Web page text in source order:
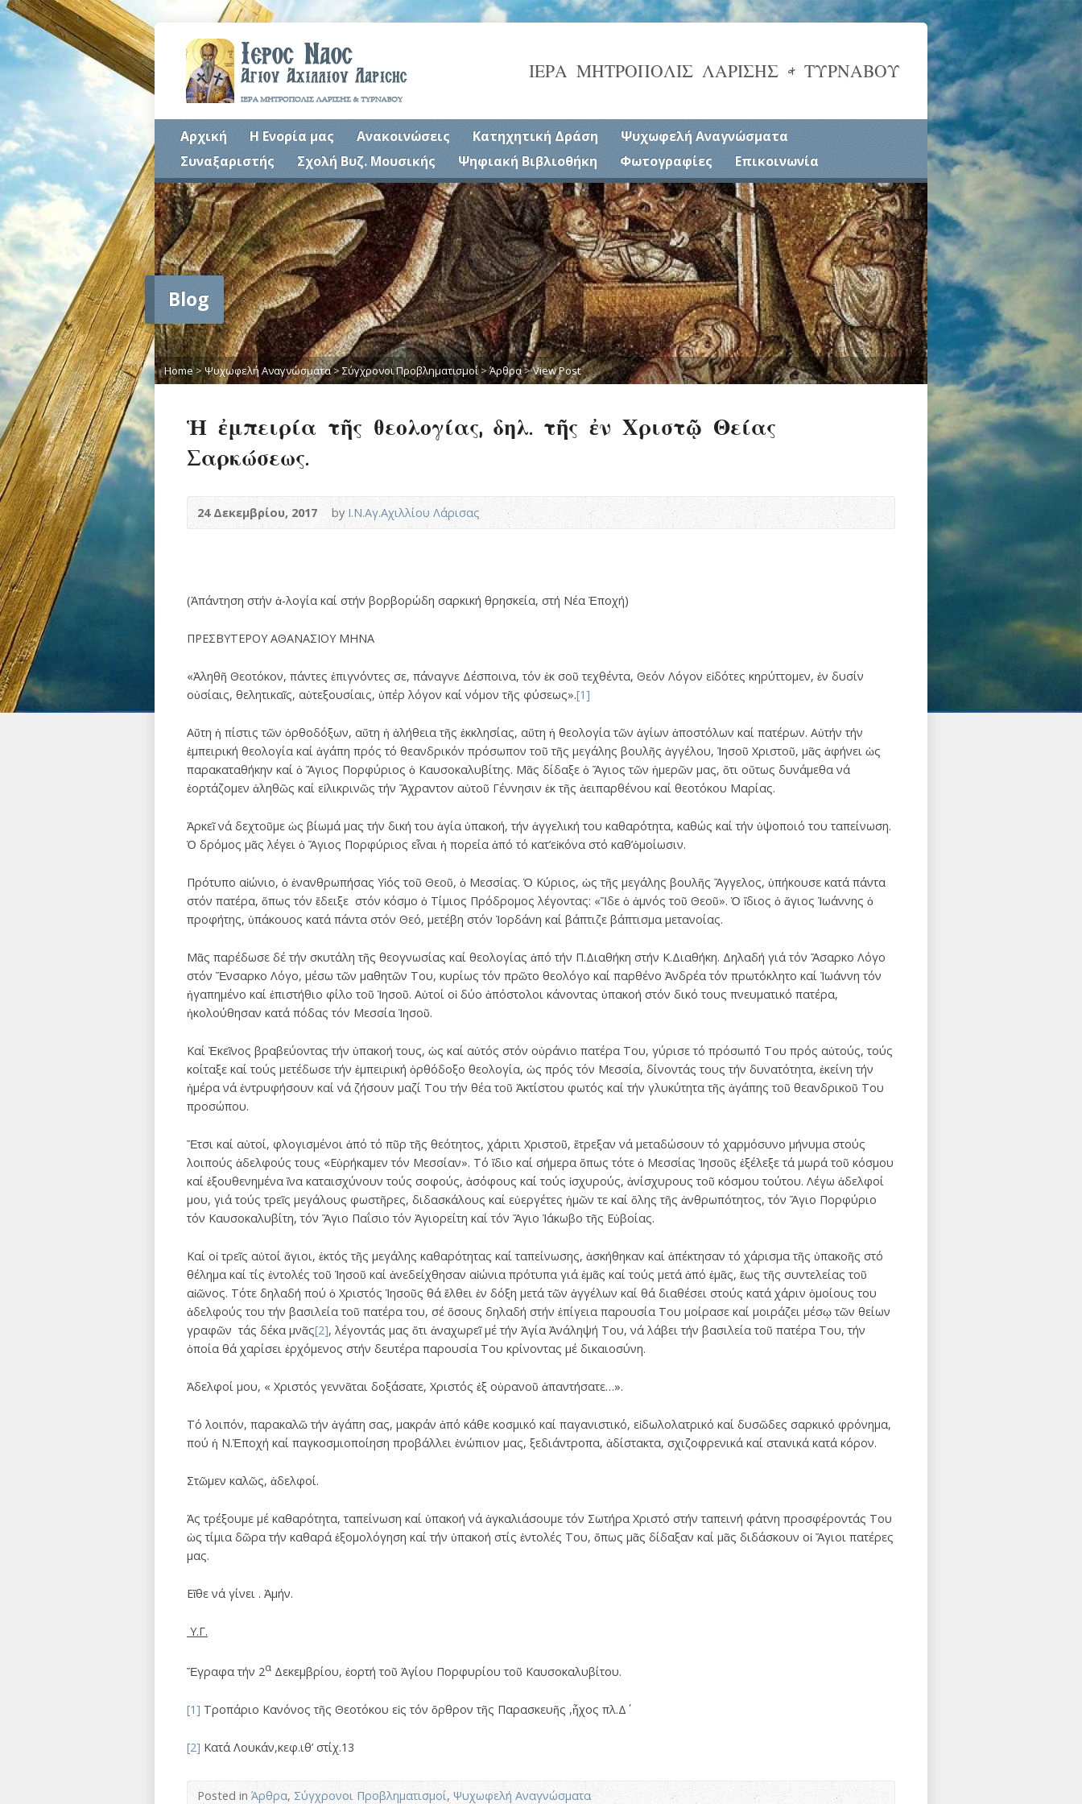
ΙΕΡΑ ΜΗΤΡΟΠΟΛΙΣ ΛΑΡΙΣΗΣ & ΤΥΡΝΑΒΟΥ
Αρχική Η Ενορία μας Ανακοινώσεις Κατηχητική Δράση
Ψυχωφελή Αναγνώσματα
Συναξαριστής
Σχολή Βυζ. Μουσικής Ψηφιακή Βιβλιοθήκη Φωτογραφίες Επικοινωνία
Blog
Home>Ψυχωφελή Αναγνώσματα>Σύγχρονοι Προβληματισμοί>Άρθρα>View Post
Ἡ ἐμπειρία τῆς θεολογίας, δηλ. τῆς ἐν Χριστῷ Θείας
Σαρκώσεως.
24 Δεκεμβρίου, 2017 byΙ.Ν.Αγ.Αχιλλίου Λάρισας
(Ἀπάντηση στήν ἀ-λογία καί στήν βορβορώδη σαρκική θρησκεία, στή Νέα Ἐποχή)
ΠΡΕΣΒΥΤΕΡΟΥ ΑΘΑΝΑΣΙΟΥ ΜΗΝΑ
«Ἀληθῆ Θεοτόκον, πάντες ἐπιγνόντες σε, πάναγνε Δέσποινα, τόν ἐκ σοῦ τεχθέντα, Θεόν Λόγον εἰδότες κηρύττομεν, ἐν δυσίν
οὐσίαις, θελητικαῖς, αὐτεξουσίαις, ὑπέρ λόγον καί νόμον τῆς φύσεως».[1]
Αὕτη ἡ πίστις τῶν ὀρθοδόξων, αὕτη ἡ ἀλήθεια τῆς ἐκκλησίας, αὕτη ἡ θεολογία τῶν ἁγίων ἀποστόλων καί πατέρων. Αὐτήν τήν
ἐμπειρική θεολογία καί ἀγάπη πρός τό θεανδρικόν πρόσωπον τοῦ τῆς μεγάλης βουλῆς ἀγγέλου, Ἰησοῦ Χριστοῦ, μᾶς ἀφήνει ὡς
παρακαταθήκην καί ὁ Ἅγιος Πορφύριος ὁ Καυσοκαλυβίτης. Μᾶς δίδαξε ὁ Ἅγιος τῶν ἡμερῶν μας, ὅτι οὕτως δυνάμεθα νά
ἑορτάζομεν ἀληθῶς καί εἰλικρινῶς τήν Ἄχραντον αὐτοῦ Γέννησιν ἐκ τῆς ἀειπαρθένου καί θεοτόκου Μαρίας.
Ἀρκεῖ νά δεχτοῦμε ὡς βίωμά μας τήν δική του ἁγία ὑπακοή, τήν ἀγγελική του καθαρότητα, καθώς καί τήν ὑψοποιό του ταπείνωση.
Ὁ δρόμος μᾶς λέγει ὁ Ἅγιος Πορφύριος εἷναι ἡ πορεία ἀπό τό κατ’εἰκόνα στό καθ’ὁμοίωσιν.
Πρότυπο αἰώνιο, ὁ ἐνανθρωπήσας Υἱός τοῦ Θεοῦ, ὁ Μεσσίας. Ὁ Κύριος, ὡς τῆς μεγάλης βουλῆς Ἄγγελος, ὑπήκουσε κατά πάντα
στόν πατέρα, ὅπως τόν ἔδειξε στόν κόσμο ὁ Τίμιος Πρόδρομος λέγοντας: «Ἵδε ὁ ἀμνός τοῦ Θεοῦ». Ὁ ἵδιος ὁ ἅγιος Ἰωάννης ὁ
προφήτης, ὑπάκουος κατά πάντα στόν Θεό, μετέβη στόν Ἰορδάνη καί βάπτιζε βάπτισμα μετανοίας.
Μᾶς παρέδωσε δέ τήν σκυτάλη τῆς θεογνωσίας καί θεολογίας ἀπό τήν Π.Διαθήκη στήν Κ.Διαθήκη. Δηλαδή γιά τόν Ἄσαρκο Λόγο
στόν Ἔνσαρκο Λόγο, μέσω τῶν μαθητῶν Του, κυρίως τόν πρῶτο θεολόγο καί παρθένο Ἀνδρέα τόν πρωτόκλητο καί Ἰωάννη τόν
ἠγαπημένο καί ἐπιστήθιο φίλο τοῦ Ἱησοῦ. Αὐτοί οἱ δύο ἀπόστολοι κάνοντας ὑπακοή στόν δικό τους πνευματικό πατέρα,
ἠκολούθησαν κατά πόδας τόν Μεσσία Ἰησοῦ.
Καί Ἐκεῖνος βραβεύοντας τήν ὑπακοή τους, ὡς καί αὐτός στόν οὐράνιο πατέρα Του, γύρισε τό πρόσωπό Του πρός αὐτούς, τούς
κοίταξε καί τούς μετέδωσε τήν ἐμπειρική ὀρθόδοξο θεολογία, ὡς πρός τόν Μεσσία, δίνοντάς τους τήν δυνατότητα, ἐκείνη τήν
ἡμέρα νά ἐντρυφήσουν καί νά ζήσουν μαζί Του τήν θέα τοῦ Ἀκτίστου φωτός καί τήν γλυκύτητα τῆς ἀγάπης τοῦ θεανδρικοῦ Του
προσώπου.
Ἔτσι καί αὐτοί, φλογισμένοι ἀπό τό πῦρ τῆς θεότητος, χάριτι Χριστοῦ, ἔτρεξαν νά μεταδώσουν τό χαρμόσυνο μήνυμα στούς
λοιπούς ἀδελφούς τους «Εὑρήκαμεν τόν Μεσσίαν». Τό ἴδιο καί σήμερα ὅπως τότε ὁ Μεσσίας Ἰησοῦς ἐξέλεξε τά μωρά τοῦ κόσμου
καί ἐξουθενημένα ἵνα καταισχύνουν τούς σοφούς, ἀσόφους καί τούς ἰσχυρούς, ἀνίσχυρους τοῦ κόσμου τούτου. Λέγω ἀδελφοί
μου, γιά τούς τρεῖς μεγάλους φωστῆρες, διδασκάλους καί εὐεργέτες ἡμῶν τε καί ὅλης τῆς ἀνθρωπότητος, τόν Ἅγιο Πορφύριο
τόν Καυσοκαλυβίτη, τόν Ἅγιο Παΐσιο τόν Ἁγιορείτη καί τόν Ἅγιο Ἰάκωβο τῆς Εὐβοίας.
Καί οἱ τρεῖς αὐτοί ἅγιοι, ἐκτός τῆς μεγάλης καθαρότητας καί ταπείνωσης, ἀσκήθηκαν καί ἀπέκτησαν τό χάρισμα τῆς ὑπακοῆς στό
θέλημα καί τίς ἐντολές τοῦ Ἰησοῦ καί ἀνεδείχθησαν αἰώνια πρότυπα γιά ἐμᾶς καί τούς μετά ἀπό ἐμᾶς, ἕως τῆς συντελείας τοῦ
αἰῶνος. Τότε δηλαδή πού ὁ Χριστός Ἱησοῦς θά ἔλθει ἐν δόξη μετά τῶν ἀγγέλων καί θά διαθέσει στούς κατά χάριν ὁμοίους του
ἀδελφούς του τήν βασιλεία τοῦ πατέρα του, σέ ὅσους δηλαδή στήν ἐπίγεια παρουσία Του μοίρασε καί μοιράζει μέσῳ τῶν θείων
γραφῶν τάς δέκα μνᾶς[2], λέγοντάς μας ὅτι ἀναχωρεῖ μέ τήν Ἁγία Ἀνάληψή Του, νά λάβει τήν βασιλεία τοῦ πατέρα Του, τήν
ὁποία θά χαρίσει ἐρχόμενος στήν δευτέρα παρουσία Του κρίνοντας μέ δικαιοσύνη.
Ἀδελφοί μου, « Χριστός γεννᾶται δοξάσατε, Χριστός ἐξ οὑρανοῦ ἀπαντήσατε…».
Τό λοιπόν, παρακαλῶ τήν ἀγάπη σας, μακράν ἀπό κάθε κοσμικό καί παγανιστικό, εἰδωλολατρικό καί δυσῶδες σαρκικό φρόνημα,
πού ἡ Ν.Ἐποχή καί παγκοσμιοποίηση προβάλλει ἐνώπιον μας, ξεδιάντροπα, ἀδίστακτα, σχιζοφρενικά καί στανικά κατά κόρον.
Στῶμεν καλῶς, ἀδελφοί.
Ἀς τρέξουμε μέ καθαρότητα, ταπείνωση καί ὑπακοή νά ἀγκαλιάσουμε τόν Σωτήρα Χριστό στήν ταπεινή φάτνη προσφέροντάς Του
ὡς τίμια δῶρα τήν καθαρά ἐξομολόγηση καί τήν ὑπακοή στίς ἐντολές Του, ὅπως μᾶς δίδαξαν καί μᾶς διδάσκουν οἱ Ἅγιοι πατέρες
μας.
Εἴθε νά γίνει . Ἀμήν.
Υ.Γ.
Ἔγραφα τήν 2α Δεκεμβρίου, ἑορτή τοῦ Ἁγίου Πορφυρίου τοῦ Καυσοκαλυβίτου.
[1] Τροπάριο Κανόνος τῆς Θεοτόκου εἰς τόν ὄρθρον τῆς Παρασκευῆς ,ἦχος πλ.Δ΄
[2] Κατά Λουκάν,κεφ.ιθ’ στίχ.13
Posted inΆρθρα,Σύγχρονοι Προβληματισμοί, Ψυχωφελή Αναγνώσματα